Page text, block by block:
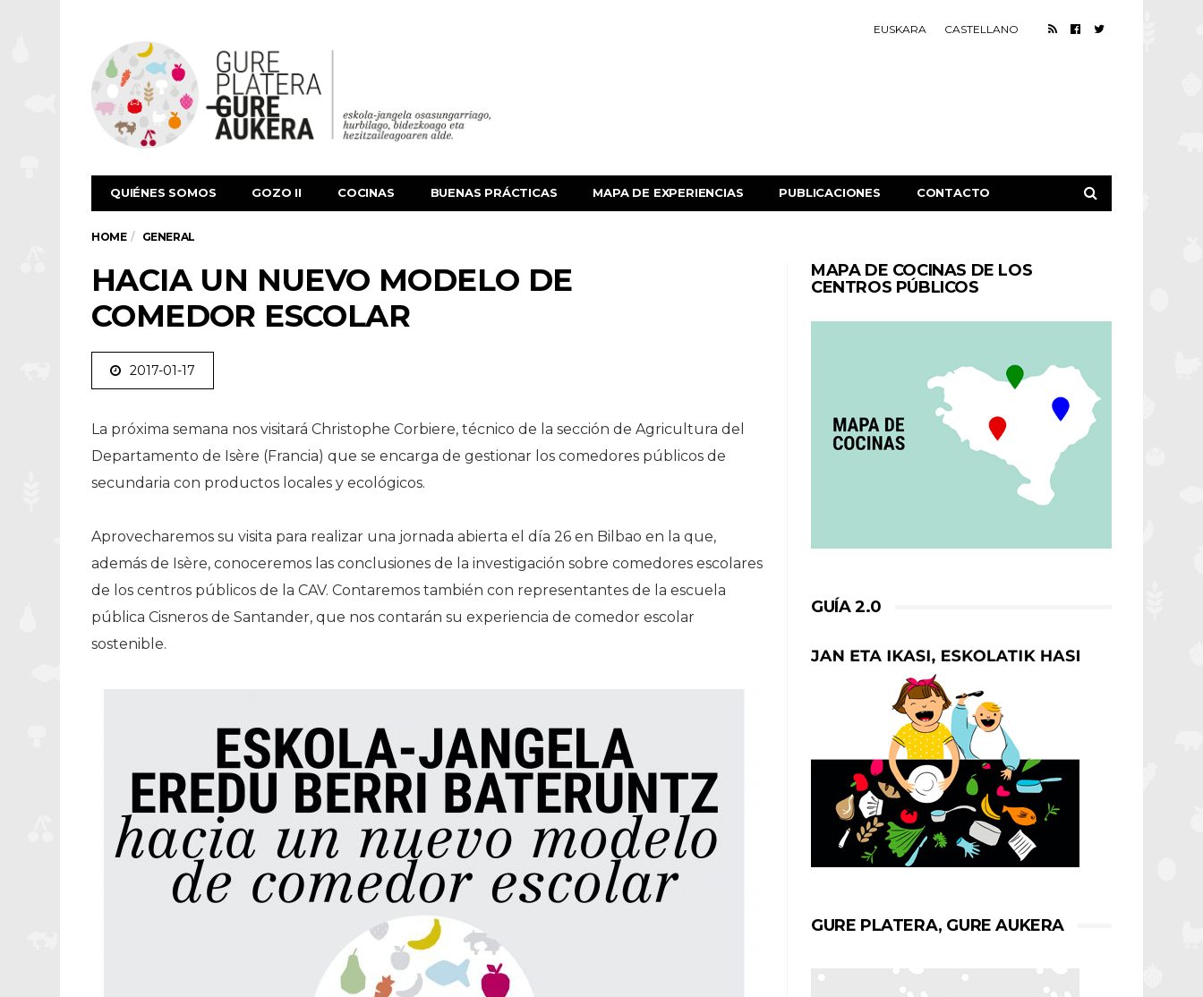
EUSKARA CASTELLANO
QUIÉNES SOMOS GOZO II COCINAS BUENAS PRÁCTICAS MAPA DE EXPERIENCIAS PUBLICACIONES CONTACTO
HOME GENERAL
HACIA UN NUEVO MODELO DE
COMEDOR ESCOLAR
2017-01-17
La próxima semana nos visitará Christophe Corbiere, técnico de la sección de Agricultura del
Departamento de Isère (Francia) que se encarga de gestionar los comedores públicos de
secundaria con productos locales y ecológicos.
Aprovecharemos su visita para realizar una jornada abierta el día 26 en Bilbao en la que,
además de Isère, conoceremos las conclusiones de la investigación sobre comedores escolares
de los centros públicos de la CAV. Contaremos también con representantes de la escuela
pública Cisneros de Santander, que nos contarán su experiencia de comedor escolar
sostenible.
MAPA DE COCINAS DE LOS
CENTROS PÚBLICOS
GUÍA 2.0
GURE PLATERA, GURE AUKERA